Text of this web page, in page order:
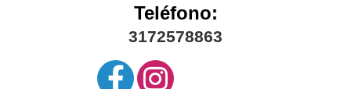
Teléfono:
3172578863